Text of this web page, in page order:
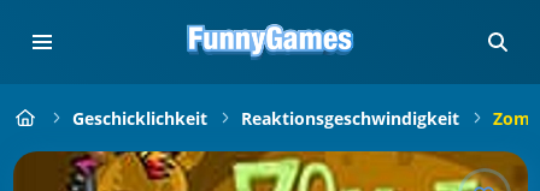
Geschicklichkeit Reaktionsgeschwindigkeit